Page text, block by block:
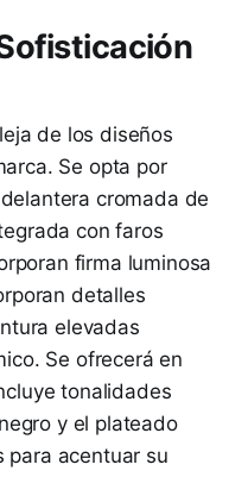
de los diseños
Se opta por
cromada de
con faros
firma luminosa
detalles
elevadas
Se ofrecerá en
tonalidades
y el plateado
para acentuar su